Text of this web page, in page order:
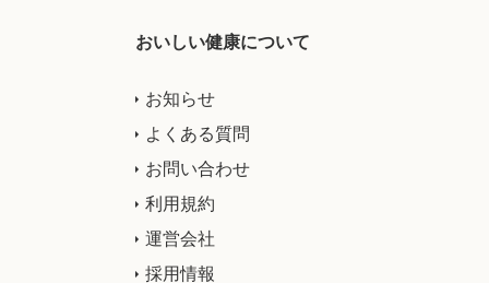
おいしい健康について
お知らせ
よくある質問
お問い合わせ
利用規約
運営会社
採用情報